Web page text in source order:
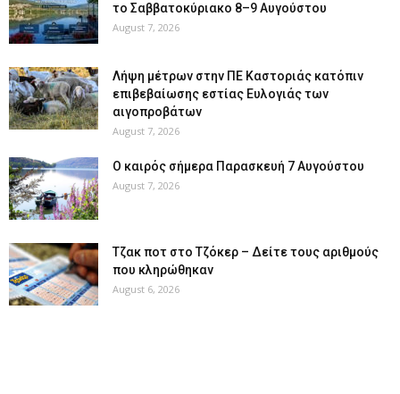
το Σαββατοκύριακο 8–9 Αυγούστου
August 7, 2026
Λήψη μέτρων στην ΠΕ Καστοριάς κατόπιν
επιβεβαίωσης εστίας Ευλογιάς των
αιγοπροβάτων
August 7, 2026
Ο καιρός σήμερα Παρασκευή 7 Αυγούστου
August 7, 2026
Tζακ ποτ στο Τζόκερ – Δείτε τους αριθμούς
που κληρώθηκαν
August 6, 2026